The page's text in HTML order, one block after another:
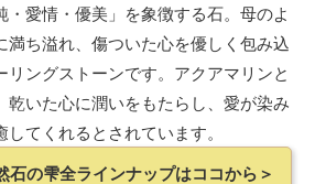
・愛情・優美」を象徴する石。母のよ
満ち溢れ、傷ついた心を優しく包み込
リングストーンです。アクアマリンと
乾いた心に潤いをもたらし、愛が染み
てくれるとされています。
の雫全ラインナップはココから＞